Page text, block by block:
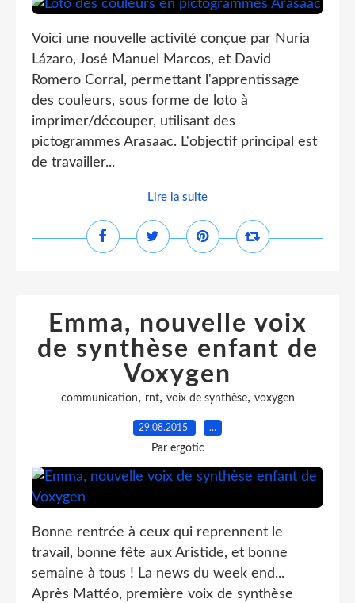
Voici une nouvelle activité conçue par Nuria
Lázaro, José Manuel Marcos, et David
Romero Corral, permettant l'apprentissage
des couleurs, sous forme de loto à
imprimer/découper, utilisant des
pictogrammes Arasaac. L'objectif principal est
de travailler...
Lire la suite
Emma, nouvelle voix
de synthèse enfant de
Voxygen
communication, rnt, voix de synthèse, voxygen
29.08.2015 …
Par ergotic
Bonne rentrée à ceux qui reprennent le
travail, bonne fête aux Aristide, et bonne
semaine à tous ! La news du week end...
Après Mattéo, première voix de synthèse